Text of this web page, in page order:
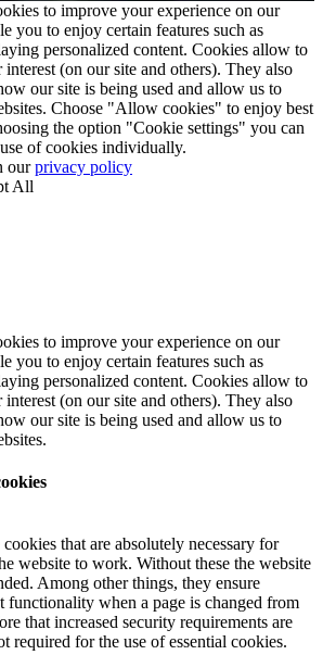
to improve your experience on our
you to enjoy certain features such as
personalized content. Cookies allow to
interest (on our site and others). They also
our site is being used and allow us to
Choose "Allow cookies" to enjoy best
the option "Cookie settings" you can
of cookies individually.
ourprivacy policy
All
to improve your experience on our
you to enjoy certain features such as
personalized content. Cookies allow to
interest (on our site and others). They also
our site is being used and allow us to
that are absolutely necessary for
website to work. Without these the website
Among other things, they ensure
functionality when a page is changed from
that increased security requirements are
required for the use of essential cookies.